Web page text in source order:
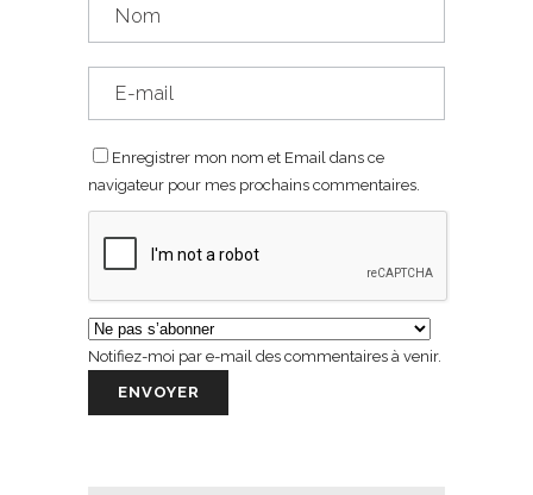
Enregistrer mon nom et Email dans ce
navigateur pour mes prochains commentaires.
Notifiez-moi par e-mail des commentaires à venir.